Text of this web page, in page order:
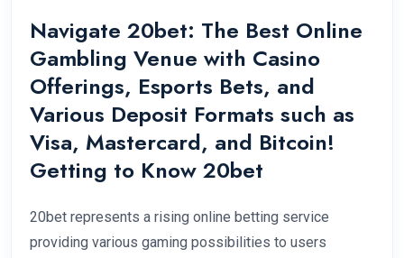
Navigate 20bet: The Best Online
Gambling Venue with Casino
Offerings, Esports Bets, and
Various Deposit Formats such as
Visa, Mastercard, and Bitcoin!
Getting to Know 20bet
20bet represents a rising online betting service
providing various gaming possibilities to users